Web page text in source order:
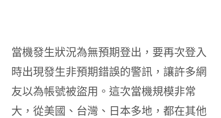
當機發生狀況為無預期登出，要再次登入
時出現發生非預期錯誤的警訊，讓許多網
友以為帳號被盜用。這次當機規模非常
大，從美國、台灣、日本多地，都在其他